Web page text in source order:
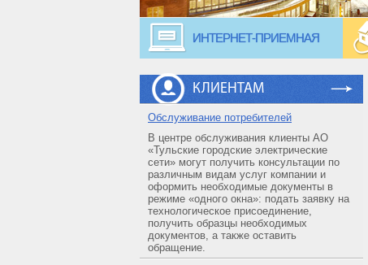
ИНТЕРНЕТ-ПРИЕМНАЯ
КЛИЕНТАМ
Обслуживание потребителей
В центре обслуживания клиенты АО
«Тульские городские электрические
сети» могут получить консультации по
различным видам услуг компании и
оформить необходимые документы в
режиме «одного окна»: подать заявку на
технологическое присоединение,
получить образцы необходимых
документов, а также оставить
обращение.